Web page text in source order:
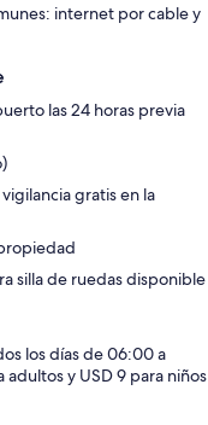
internet por cable y
las 24 horas previa
gratis en la
silla de ruedas disponible
los días de 06:00 a
adultos y USD 9 para niños